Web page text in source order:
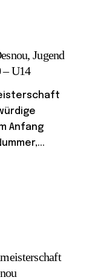
Jugend
– U14
Anfang